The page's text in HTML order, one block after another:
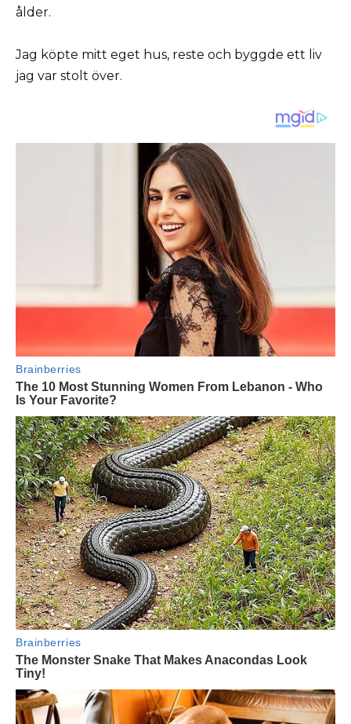
ålder.
Jag köpte mitt eget hus, reste och byggde ett liv
jag var stolt över.